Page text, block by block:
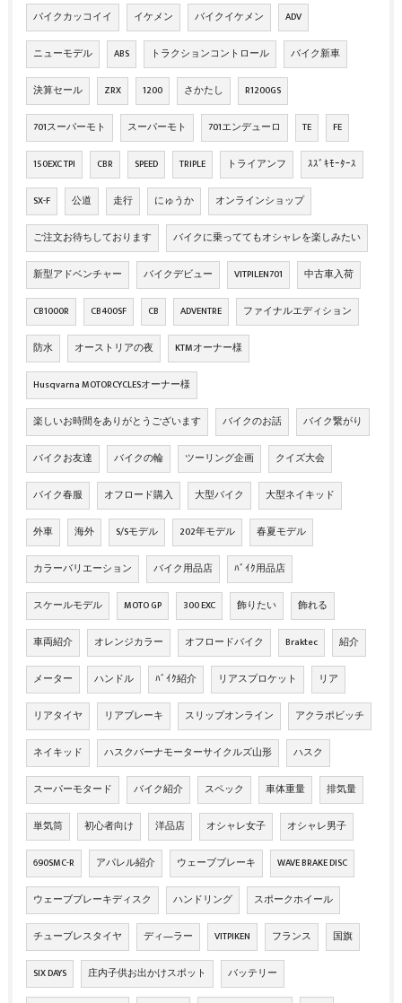
バイクカッコイイ イケメン バイクイケメン ADV
ニューモデル ABS トラクションコントロール バイク新車
決算セール ZRX 1200 さかたし R1200GS
701スーパーモト スーパーモト 701エンデューロ TE FE
150EXC TPI CBR SPEED TRIPLE トライアンフ ｽｽﾞｷﾓｰﾀｰｽ
SX-F 公道 走行 にゅうか オンラインショップ
ご注文お待ちしております バイクに乗っててもオシャレを楽しみたい
新型アドベンチャー バイクデビュー VITPILEN701 中古車入荷
CB1000R CB400SF CB ADVENTRE ファイナルエディション
防水 オーストリアの夜 KTMオーナー様
Husqvarna MOTORCYCLESオーナー様
楽しいお時間をありがとうございます バイクのお話 バイク繋がり
バイクお友達 バイクの輪 ツーリング企画 クイズ大会
バイク春服 オフロード購入 大型バイク 大型ネイキッド
外車 海外 S/Sモデル 202年モデル 春夏モデル
カラーバリエーション バイク用品店 ﾊﾞｲｸ用品店
スケールモデル MOTO GP 300 EXC 飾りたい 飾れる
車両紹介 オレンジカラー オフロードバイク Braktec 紹介
メーター ハンドル ﾊﾞｲｸ紹介 リアスプロケット リア
リアタイヤ リアブレーキ スリップオンライン アクラポビッチ
ネイキッド ハスクバーナモーターサイクルズ山形 ハスク
スーパーモタード バイク紹介 スペック 車体重量 排気量
単気筒 初心者向け 洋品店 オシャレ女子 オシャレ男子
690SMC-R アパレル紹介 ウェーブブレーキ WAVE BRAKE DISC
ウェーブブレーキディスク ハンドリング スポークホイール
チューブレスタイヤ ディ―ラー VITPIKEN フランス 国旗
SIX DAYS 庄内子供お出かけスポット バッテリー